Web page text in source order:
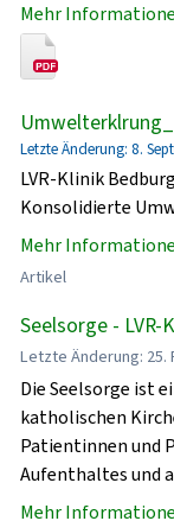
Mehr
Letzte Änderung: 8.
LVR-Klinik
Konsolidierte
Mehr
Artikel
Seelsorge -
Letzte Änderung: 25.
Die Seelsorge ist
katholischen
Patientinnen und
Aufenthaltes und
Mehr